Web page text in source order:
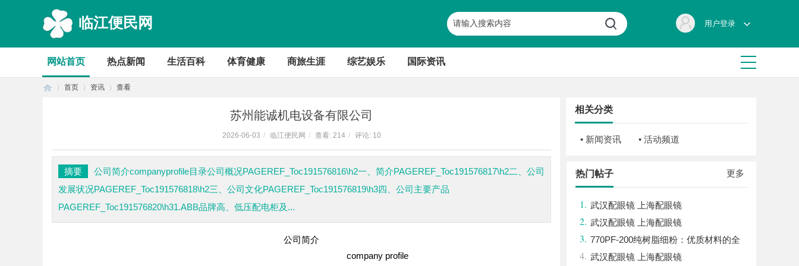
临江便民网 用户登录
网站首页 热点新闻 生活百科 体育健康 商旅生涯 综艺娱乐 国际资讯
首页 资讯 查看
苏州能诚机电设备有限公司
2026-06-03 / 临江便民网 / 查看: 214 / 评论: 10
摘要
公司简介companyprofile目录公司概况PAGEREF_Toc191576816\h2一、简介PAGEREF_Toc191576817\h2二、公司
发展状况PAGEREF_Toc191576818\h2三、公司文化PAGEREF_Toc191576819\h3四、公司主要产品
PAGEREF_Toc191576820\h31.ABB品牌高、低压配电柜及...
公司简介
company profile
相关分类
• 新闻资讯 • 活动频道
更多
热门帖子
1. 武汉配眼镜 上海配眼镜
2. 武汉配眼镜 上海配眼镜
3. 770PF-200纯树脂细粉：优质材料的全
貌与应用
4. 武汉配眼镜 上海配眼镜